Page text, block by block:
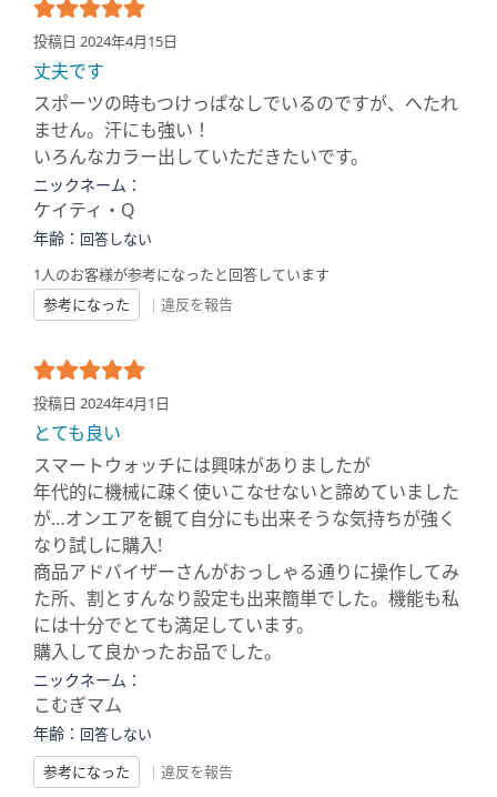
投稿日 2024年4月15日
丈夫です
スポーツの時もつけっぱなしでいるのですが、へたれ
ません。汗にも強い！
いろんなカラー出していただきたいです。
ニックネーム：
ケイティ・Q
年齢： 回答しない
1人のお客様が参考になったと回答しています
参考になった
| 違反を報告
投稿日 2024年4月1日
とても良い
スマートウォッチには興味がありましたが
年代的に機械に疎く使いこなせないと諦めていました
が…オンエアを観て自分にも出来そうな気持ちが強く
なり試しに購入!
商品アドバイザーさんがおっしゃる通りに操作してみ
た所、割とすんなり設定も出来簡単でした。機能も私
には十分でとても満足しています。
購入して良かったお品でした。
ニックネーム：
こむぎマム
年齢： 回答しない
参考になった
| 違反を報告